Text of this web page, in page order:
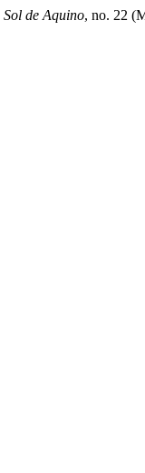
Sol de Aquino, no. 22